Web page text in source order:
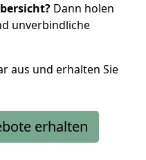
Dann holen
unverbindliche
aus und erhalten Sie
erhalten